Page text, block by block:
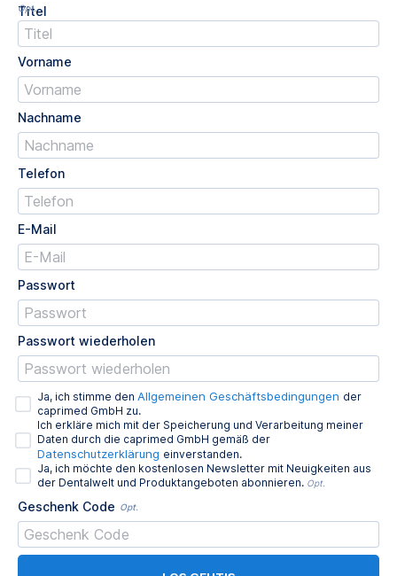
Titel
Opt.
Vorname
Nachname
Telefon
E-Mail
Passwort
Passwort wiederholen
Ja, ich stimme den Allgemeinen Geschäftsbedingungen der
caprimed GmbH zu.
Ich erkläre mich mit der Speicherung und Verarbeitung meiner
Daten durch die caprimed GmbH gemäß der
Datenschutzerklärung einverstanden.
Ja, ich möchte den kostenlosen Newsletter mit Neuigkeiten aus
der Dentalwelt und Produktangeboten abonnieren. Opt.
Geschenk Code Opt.